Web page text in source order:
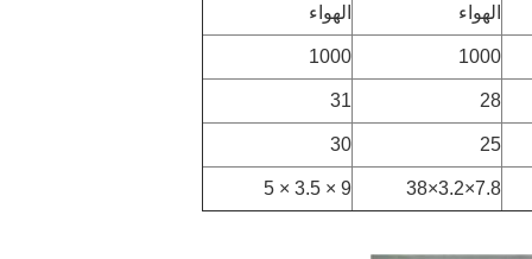
الهواء الهواء
1000
1000
28
31
25
30
7.8×3.2×38
9 × 3.5 × 5